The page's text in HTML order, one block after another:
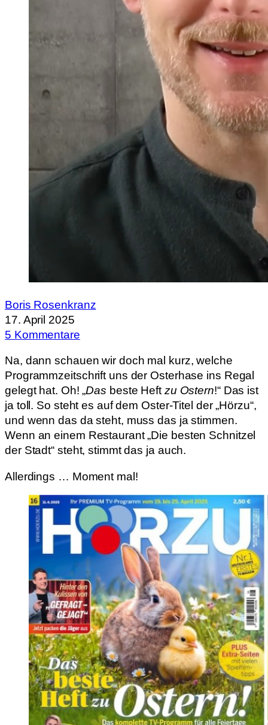
Boris Rosenkranz
17. April 2025
5 Kommentare
Na, dann schauen wir doch mal kurz, welche
Programmzeitschrift uns der Osterhase ins Regal
gelegt hat. Oh! „Das beste Heftzu Ostern!“ Das ist
ja toll. So steht es auf dem Oster-Titel der „Hörzu“,
und wenn das da steht, muss das ja stimmen.
Wenn an einem Restaurant „Die besten Schnitzel
der Stadt“ steht, stimmt das ja auch.
Allerdings … Moment mal!